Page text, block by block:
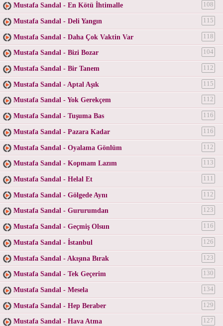
Mustafa Sandal - En Kötü İhtimalle 108
Mustafa Sandal - Deli Yangın 115
Mustafa Sandal - Daha Çok Vaktin Var 118
Mustafa Sandal - Bizi Bozar 104
Mustafa Sandal - Bir Tanem 112
Mustafa Sandal - Aptal Aşık 115
Mustafa Sandal - Yok Gerekçem 112
Mustafa Sandal - Tuşuma Bas 116
Mustafa Sandal - Pazara Kadar 116
Mustafa Sandal - Oyalama Gönlüm 112
Mustafa Sandal - Kopmam Lazım 113
Mustafa Sandal - Helal Et 111
Mustafa Sandal - Gölgede Aynı 112
Mustafa Sandal - Gururumdan 123
Mustafa Sandal - Geçmiş Olsun 116
Mustafa Sandal - İstanbul 126
Mustafa Sandal - Akışına Bırak 123
Mustafa Sandal - Tek Geçerim 130
Mustafa Sandal - Mesela 134
Mustafa Sandal - Hep Beraber 129
Mustafa Sandal - Hava Atma 127